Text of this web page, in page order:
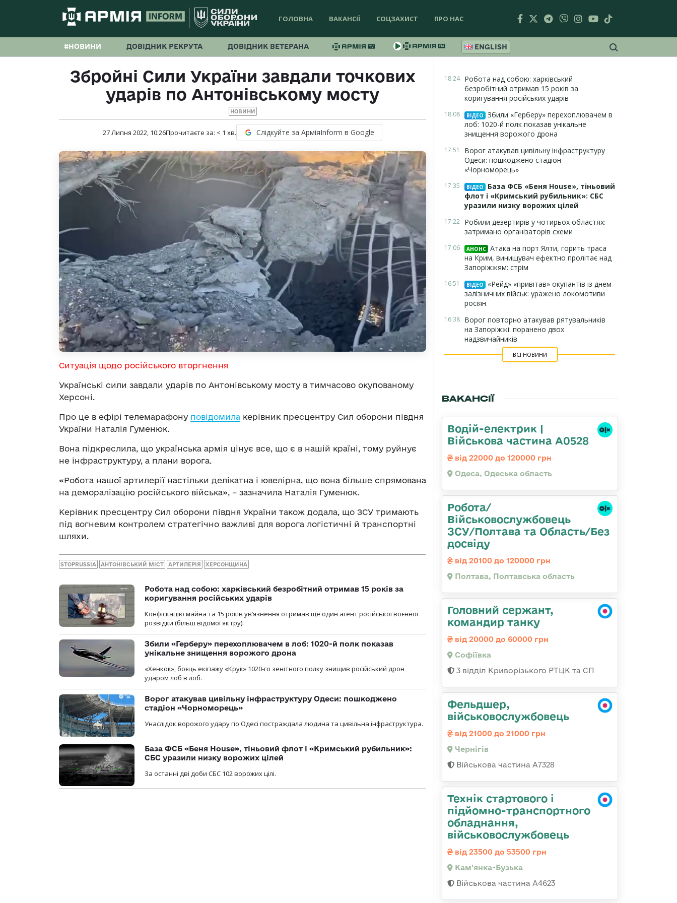
ГОЛОВНА ВАКАНСІЇ СОЦЗАХИСТ ПРО НАС
#НОВИНИ ДОВІДНИК РЕКРУТА ДОВІДНИК ВЕТЕРАНА ENGLISH
Збройні Сили України завдали точкових
ударів по Антонівському мосту
НОВИНИ
27 Липня 2022, 10:26Прочитаєте за: < 1 хв. Слідкуйте за АрміяInform в Google
Ситуація щодо російського вторгнення
Українські сили завдали ударів по Антонівському мосту в тимчасово окупованому
Херсоні.
Про це в ефірі телемарафону повідомила керівник пресцентру Сил оборони півдня
України Наталія Гуменюк.
Вона підкреслила, що українська армія цінує все, що є в нашій країні, тому руйнує
не інфраструктуру, а плани ворога.
«Робота нашої артилерії настільки делікатна і ювелірна, що вона більше спрямована
на деморалізацію російського війська», – зазначила Наталія Гуменюк.
Керівник пресцентру Сил оборони півдня України також додала, що ЗСУ тримають
під вогневим контролем стратегічно важливі для ворога логістичні й транспортні
шляхи.
STOPRUSSIA АНТОНІВСЬКИЙ МІСТ АРТИЛЕРІЯ ХЕРСОНЩИНА
Робота над собою: харківський безробітний отримав 15 років за
коригування російських ударів
Конфіскацію майна та 15 років увʼязнення отримав ще один агент російської воєнної
розвідки (більш відомої як гру).
Збили «Герберу» перехоплювачем в лоб: 1020-й полк показав
унікальне знищення ворожого дрона
«Хенкок», боєць екіпажу «Крук» 1020-го зенітного полку знищив російський дрон
ударом лоб в лоб.
Ворог атакував цивільну інфраструктуру Одеси: пошкоджено
стадіон «Чорноморець»
Унаслідок ворожого удару по Одесі постраждала людина та цивільна інфраструктура.
База ФСБ «Беня House», тіньовий флот і «Кримський рубильник»:
СБС уразили низку ворожих цілей
За останні дві доби СБС 102 ворожих цілі.
18:24 Робота над собою: харківський
безробітний отримав 15 років за
коригування російських ударів
18:08 ВІДЕО
Збили «Герберу» перехоплювачем в
лоб: 1020-й полк показав унікальне
знищення ворожого дрона
17:51
Ворог атакував цивільну інфраструктуру
Одеси: пошкоджено стадіон
«Чорноморець»
17:35 ВІДЕО
База ФСБ «Беня House», тіньовий
флот і «Кримський рубильник»: СБС
уразили низку ворожих цілей
17:22 Робили дезертирів у чотирьох областях:
затримано організаторів схеми
17:06 АНОНС Атака на порт Ялти, горить траса
на Крим, винищувач ефектно пролітає над
Запоріжжям: стрім
16:51 ВІДЕО
«Рейд» «привітав» окупантів із днем
залізничних військ: уражено локомотиви
росіян
16:38 Ворог повторно атакував рятувальників
на Запоріжжі: поранено двох
надзвичайників
ВСІ НОВИНИ
ВАКАНСІЇ
Водій-електрик |
Військова частина А0528
від 22000 до 120000 грн
Одеса, Одеська область
Робота/
Військовослужбовець
ЗСУ/Полтава та Область/Без
досвіду
від 20100 до 120000 грн
Полтава, Полтавська область
Головний сержант,
командир танку
від 20000 до 60000 грн
Софіївка
3 відділ Криворізького РТЦК та СП
Фельдшер,
військовослужбовець
від 21000 до 21000 грн
Чернігів
Військова частина А7328
Технік стартового і
підйомно-транспортного
обладнання,
військовослужбовець
від 23500 до 53500 грн
Кам'янка-Бузька
Військова частина А4623